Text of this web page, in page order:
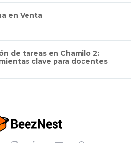
en Venta
de tareas en Chamilo 2:
clave para docentes